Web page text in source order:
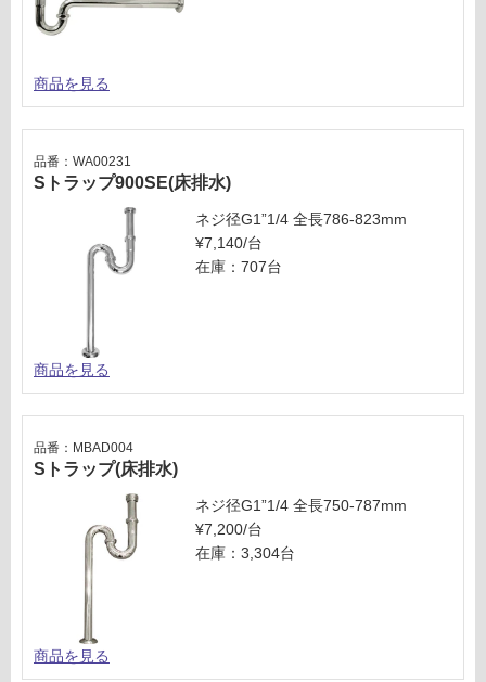
商品を見る
Sトラップ900SE(床排水)
品番：WA00231
ネジ径G1”1/4 全長786-823mm
¥7,140/台
在庫：707台
商品を見る
Sトラップ(床排水)
品番：MBAD004
ネジ径G1”1/4 全長750-787mm
¥7,200/台
在庫：3,304台
商品を見る